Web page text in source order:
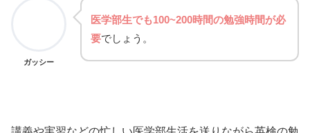
ガッシー
医学部生でも100~200時間の勉強時間が必
要でしょう。